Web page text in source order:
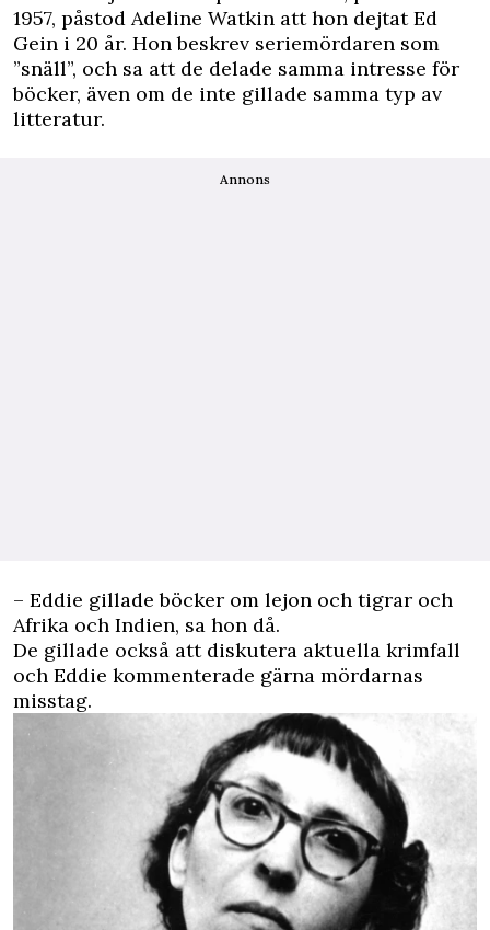
1957, påstod Adeline Watkin att hon dejtat Ed
Gein i 20 år. Hon beskrev seriemördaren som
”snäll”, och sa att de delade samma intresse för
böcker, även om de inte gillade samma typ av
litteratur.
Annons
– Eddie gillade böcker om lejon och tigrar och
Afrika och Indien, sa hon då.
De gillade också att diskutera aktuella krimfall
och Eddie kommenterade gärna mördarnas
misstag.